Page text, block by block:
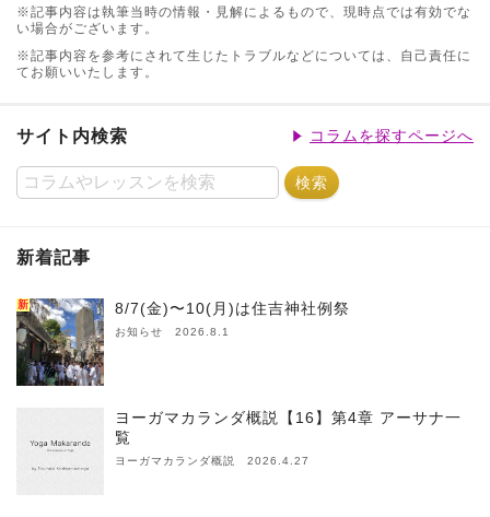
※記事内容は執筆当時の情報・見解によるもので、現時点では有効でな
い場合がございます。
※記事内容を参考にされて生じたトラブルなどについては、自己責任に
てお願いいたします。
サイト内検索 コラムを探すページへ
新着記事
新 8/7(金)〜10(月)は住吉神社例祭
お知らせ 2026.8.1
ヨーガマカランダ概説【16】第4章 アーサナ一
覧
ヨーガマカランダ概説 2026.4.27